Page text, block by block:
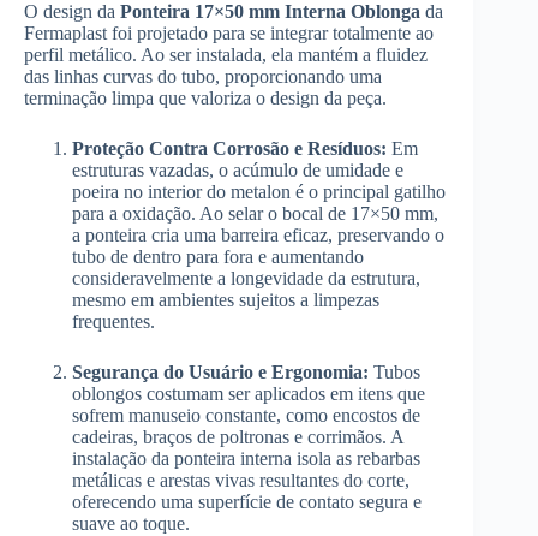
O design da Ponteira 17×50 mm Interna Oblonga da
Fermaplast foi projetado para se integrar totalmente ao
perfil metálico. Ao ser instalada, ela mantém a fluidez
das linhas curvas do tubo, proporcionando uma
terminação limpa que valoriza o design da peça.
Proteção Contra Corrosão e Resíduos: Em
estruturas vazadas, o acúmulo de umidade e
poeira no interior do metalon é o principal gatilho
para a oxidação. Ao selar o bocal de 17×50 mm,
a ponteira cria uma barreira eficaz, preservando o
tubo de dentro para fora e aumentando
consideravelmente a longevidade da estrutura,
mesmo em ambientes sujeitos a limpezas
frequentes.
Segurança do Usuário e Ergonomia: Tubos
oblongos costumam ser aplicados em itens que
sofrem manuseio constante, como encostos de
cadeiras, braços de poltronas e corrimãos. A
instalação da ponteira interna isola as rebarbas
metálicas e arestas vivas resultantes do corte,
oferecendo uma superfície de contato segura e
suave ao toque.